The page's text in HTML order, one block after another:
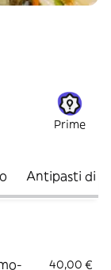
Prime
Antipasti di
40,00 €